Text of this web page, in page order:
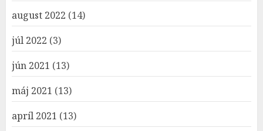
august 2022 (14)
júl 2022 (3)
jún 2021 (13)
máj 2021 (13)
apríl 2021 (13)